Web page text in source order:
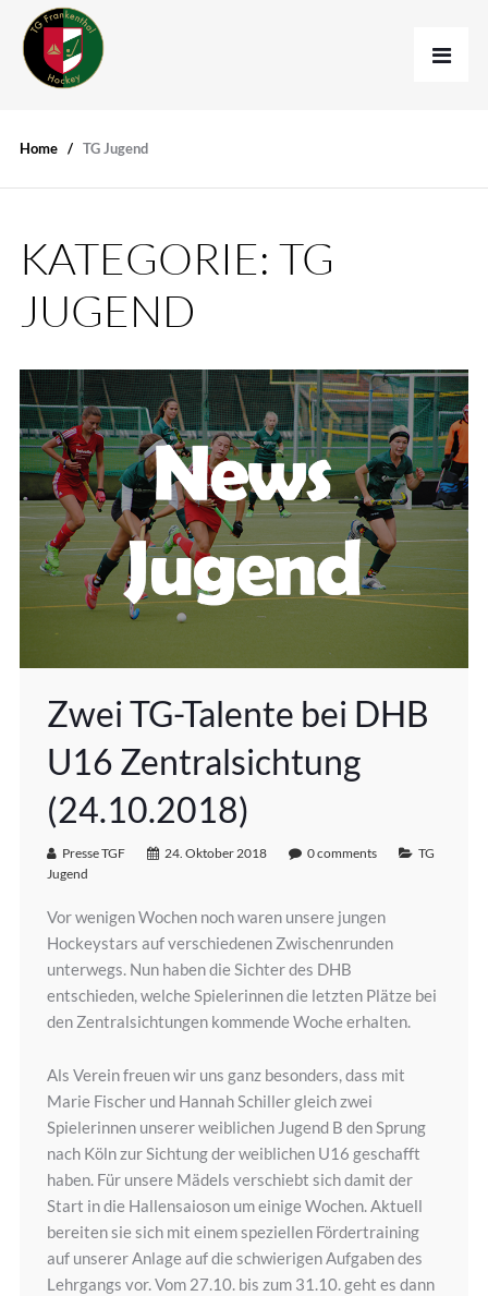
Home TG Jugend
KATEGORIE: TG
JUGEND
Zwei TG-Talente bei DHB
U16 Zentralsichtung
(24.10.2018)
Presse TGF 24. Oktober 2018 0 comments
TG
Jugend
Vor wenigen Wochen noch waren unsere jungen
Hockeystars auf verschiedenen Zwischenrunden
unterwegs. Nun haben die Sichter des DHB
entschieden, welche Spielerinnen die letzten Plätze bei
den Zentralsichtungen kommende Woche erhalten.
Als Verein freuen wir uns ganz besonders, dass mit
Marie Fischer und Hannah Schiller gleich zwei
Spielerinnen unserer weiblichen Jugend B den Sprung
nach Köln zur Sichtung der weiblichen U16 geschafft
haben. Für unsere Mädels verschiebt sich damit der
Start in die Hallensaioson um einige Wochen. Aktuell
bereiten sie sich mit einem speziellen Fördertraining
auf unserer Anlage auf die schwierigen Aufgaben des
Lehrgangs vor. Vom 27.10. bis zum 31.10. geht es dann